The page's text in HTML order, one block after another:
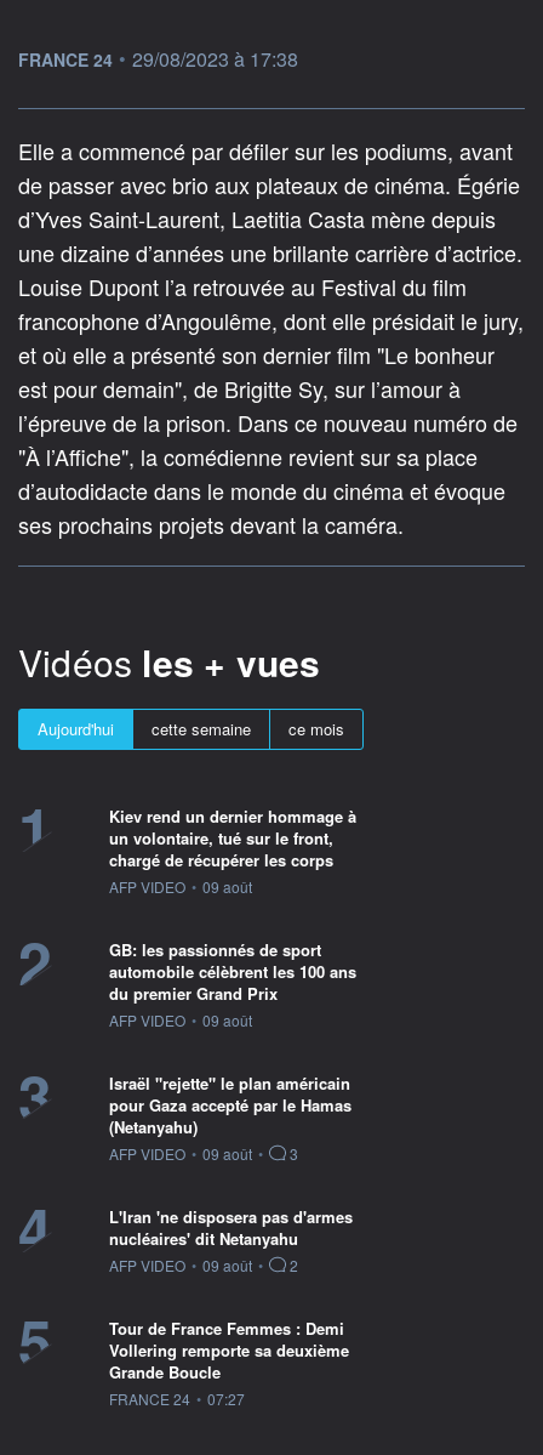
information fournie par
FRANCE 24 • 29/08/2023 à 17:38
Elle a commencé par défiler sur les podiums, avant
de passer avec brio aux plateaux de cinéma. Égérie
d’Yves Saint-Laurent, Laetitia Casta mène depuis
une dizaine d’années une brillante carrière d’actrice.
Louise Dupont l’a retrouvée au Festival du film
francophone d’Angoulême, dont elle présidait le jury,
et où elle a présenté son dernier film "Le bonheur
est pour demain", de Brigitte Sy, sur l’amour à
l’épreuve de la prison. Dans ce nouveau numéro de
"À l’Affiche", la comédienne revient sur sa place
d’autodidacte dans le monde du cinéma et évoque
ses prochains projets devant la caméra.
Vidéos les + vues
Aujourd'hui cette semaine ce mois
1
Kiev rend un dernier hommage à
un volontaire, tué sur le front,
chargé de récupérer les corps
information fournie par
AFP VIDEO • 09 août
2
GB: les passionnés de sport
automobile célèbrent les 100 ans
du premier Grand Prix
information fournie par
AFP VIDEO • 09 août
3
Israël "rejette" le plan américain
pour Gaza accepté par le Hamas
(Netanyahu)
information fournie par
AFP VIDEO • 09 août • 3
4
L'Iran 'ne disposera pas d'armes
nucléaires' dit Netanyahu
information fournie par
AFP VIDEO • 09 août • 2
5
Tour de France Femmes : Demi
Vollering remporte sa deuxième
Grande Boucle
information fournie par
FRANCE 24 • 07:27